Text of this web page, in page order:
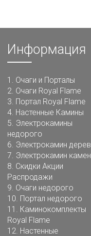
Информация
1. Очаги и Порталы
2. Очаги Royal Flame
3. Портал Royal Flame
4. Настенные Камины
5. Электрокамины
недорого
6. Электрокамин
7. Электрокамин
8. Скидки Акции
Распродажи
9. Очаги недорого
10. Портал недорого
11. Каминокомплекты
Royal Flame
12. Настенные